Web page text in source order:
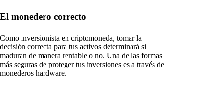
El monedero correcto
Como inversionista en criptomoneda, tomar la
decisión correcta para tus activos determinará si
maduran de manera rentable o no. Una de las formas
más seguras de proteger tus inversiones es a través de
monederos hardware.